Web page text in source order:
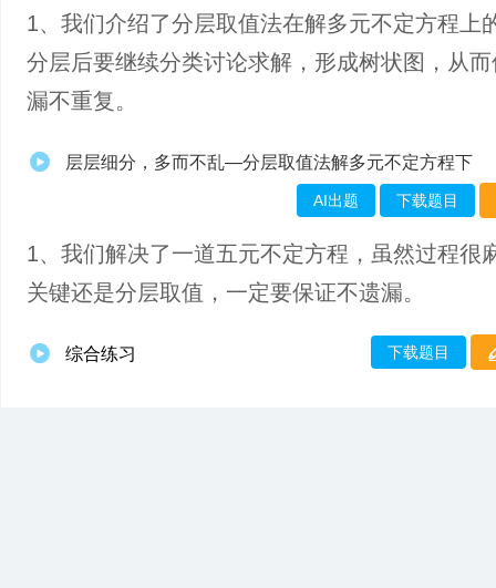
1、​我们介绍了分层取值法在解多元不定方程上
分层后要继续分类讨论求解，形成树状图，从
漏不重复。
层层细分，多而不乱—分层取值法解多元不定方程下
AI出题 下载题目
1、我们解决了一道五元不定方程，虽然过程很
关键还是分层取值，一定要保证不遗漏。
综合练习 下载题目